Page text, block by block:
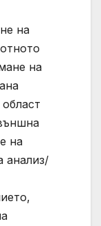
на
на
на
анализ/